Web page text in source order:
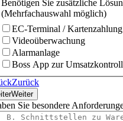
Benötigen Sie zusätzliche
(Mehrfachauswahl möglich)
EC-Terminal / Kartenzahlung
Videoüberwachung
Alarmanlage
Boss App zur
Zurück
Weiter
Sie besondere